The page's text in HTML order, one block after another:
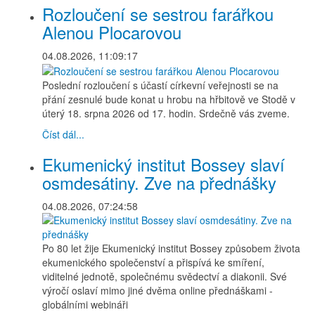
Rozloučení se sestrou farářkou
Alenou Plocarovou
04.08.2026, 11:09:17
Poslední rozloučení s účastí církevní veřejnosti se na
přání zesnulé bude konat u hrobu na hřbitově ve Stodě v
úterý 18. srpna 2026 od 17. hodin. Srdečně vás zveme.
Číst dál...
Ekumenický institut Bossey slaví
osmdesátiny. Zve na přednášky
04.08.2026, 07:24:58
Po 80 let žije Ekumenický institut Bossey způsobem života
ekumenického společenství a přispívá ke smíření,
viditelné jednotě, společnému svědectví a diakonii. Své
výročí oslaví mimo jiné dvěma online přednáškami -
globálními webináři